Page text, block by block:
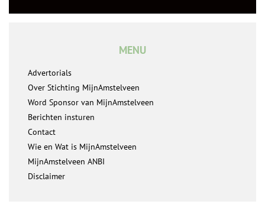
MENU
Advertorials
Over Stichting MijnAmstelveen
Word Sponsor van MijnAmstelveen
Berichten insturen
Contact
Wie en Wat is MijnAmstelveen
MijnAmstelveen ANBI
Disclaimer